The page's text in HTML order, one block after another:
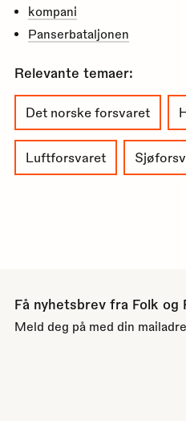
kompani
Panserbataljonen
Relevante temaer:
Det norske forsvaret
Luftforsvaret
Få nyhetsbrev fra Folk og
Meld deg på med din